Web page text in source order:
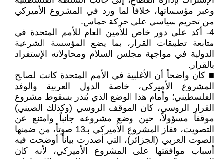
وعبر مؤسساتها، خلافاً لما ورد في المشروع الأميركي
من تحريم سياسي على حركة حماس.
4- أكد على دور خاص للأمين العام للأمم المتحدة في
متابعة تطبيقات القرار، بما يضع المؤسسة الشرعية
الدولية في مواجهة مجلس السلام ومحاولاته الإستفراد
بالقرار.
■ كان واضحاً أن الأغلبية في الأمم المتحدة كانت لصالح
المشروع الأميركي، خاصة الدول العربية والوفد
الفلسطيني؛ وأمام هذا الوضع الذي يُنذر بسقوط مشروع
القرار الروسي، كان الموقف الروسي (وكذلك الصيني)
موقفاً مسؤولاً، حين وضع مشروعه جانباً وامتنع عن
التصويت، ففاز المشروع الأميركي بـ13 صوتاً، من ضمنها
الصوت العربي (الجزائر)، التي أصدرت بياناً أوضحت فيه
أسباب موافقتها على المشروع الأميركي، لأنه كان